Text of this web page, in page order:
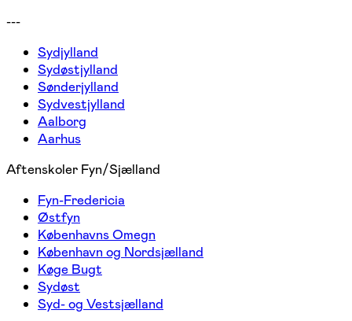
---
Sydjylland
Sydøstjylland
Sønderjylland
Sydvestjylland
Aalborg
Aarhus
Aftenskoler Fyn/Sjælland
Fyn-Fredericia
Østfyn
Københavns Omegn
København og Nordsjælland
Køge Bugt
Sydøst
Syd- og Vestsjælland